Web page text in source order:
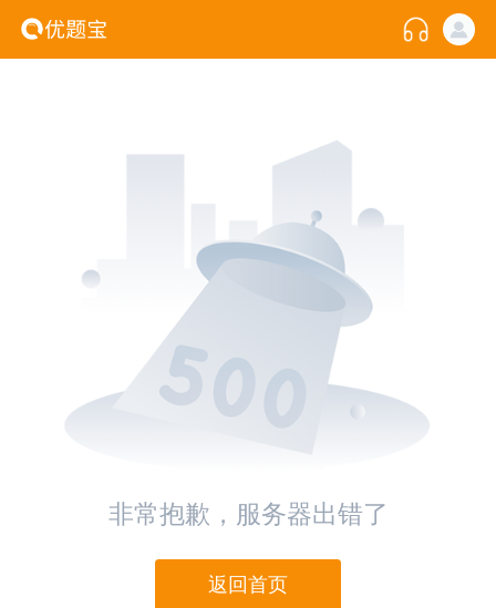
非常抱歉，服务器出错了
返回首页